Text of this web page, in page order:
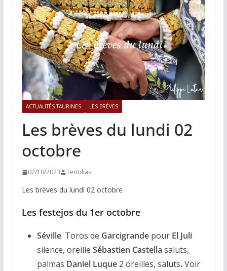
ACTUALITÉS TAURINES LES BRÈVES
Les brèves du lundi 02
octobre
02/10/2023 Tertulias
Les brèves du lundi 02 octobre
Les festejos du 1er octobre
Séville. Toros de Garcigrandepour El Juli
silence, oreille Sébastien Castella saluts,
palmas Daniel Luque 2 oreilles, saluts.Voir